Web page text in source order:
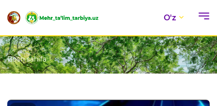
O'z
Bosh sahifa